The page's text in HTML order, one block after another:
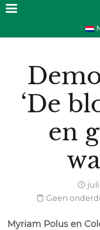
‘De
en
juli
Geen
Myriam Polus en